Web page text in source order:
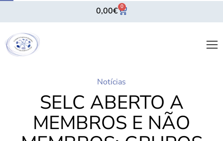
0,00€ 0
Notícias
SELC ABERTO A
MEMBROS E NÃO